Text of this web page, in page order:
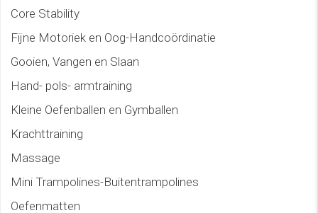
Core Stability
Fijne Motoriek en Oog-Handcoördinatie
Gooien, Vangen en Slaan
Hand- pols- armtraining
Kleine Oefenballen en Gymballen
Krachttraining
Massage
Mini Trampolines-Buitentrampolines
Oefenmatten